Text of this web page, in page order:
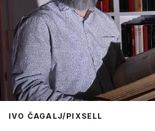
IVO ČAGALJ/PIXSELL